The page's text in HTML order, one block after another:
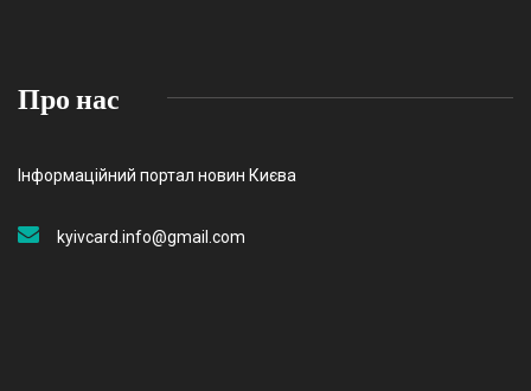
Про нас
Інформаційний портал новин Києва
kyivcard.info@gmail.com